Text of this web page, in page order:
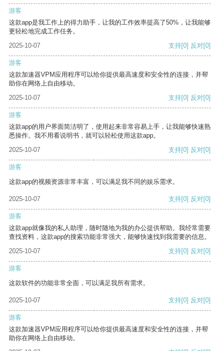
游客
这款app是我工作上的得力助手，让我的工作效率提高了50%，让我能够
更轻松地完成工作任务。
2025-10-07
支持[0] 反对[0]
游客
这款加速器VPM应用程序可以给你提供最高速度和安全性的连接，并帮
助你在网络上自由移动。
2025-10-07
支持[0] 反对[0]
游客
这款app的用户界面简洁明了，使用起来非常容易上手，让我能够快速熟
悉操作。我不用看说明书，就可以轻松使用这款app。
2025-10-07
支持[0] 反对[0]
游客
这款app的视频资源非常丰富，可以满足我不同的娱乐需求。
2025-10-07 支持[0] 反对[0]
游客
这款app就像我的私人助理，随时随地为我的办公提供帮助。我经常需要
查找资料，这款app的搜索功能非常强大，能够快速找到我需要的信息。
2025-10-07
支持[0] 反对[0]
游客
这款软件的功能非常全面，可以满足我所有需求。
2025-10-07 支持[0] 反对[0]
游客
这款加速器VPM应用程序可以给你提供最高速度和安全性的连接，并帮
助你在网络上自由移动。